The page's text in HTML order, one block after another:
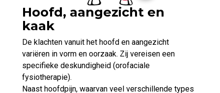
Hoofd, aangezicht en
kaak
De klachten vanuit het hoofd en aangezicht
variëren in vorm en oorzaak. Zij vereisen een
specifieke deskundigheid (orofaciale
fysiotherapie).
Naast hoofdpijn, waarvan veel verschillende types